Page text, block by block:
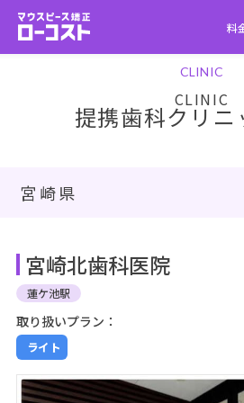
料
CLINIC
提携歯科クリニ
宮崎県
宮崎北歯科医院
蓮ケ池駅
取り扱いプラン：
ライト